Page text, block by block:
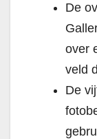
De
over
veld
De